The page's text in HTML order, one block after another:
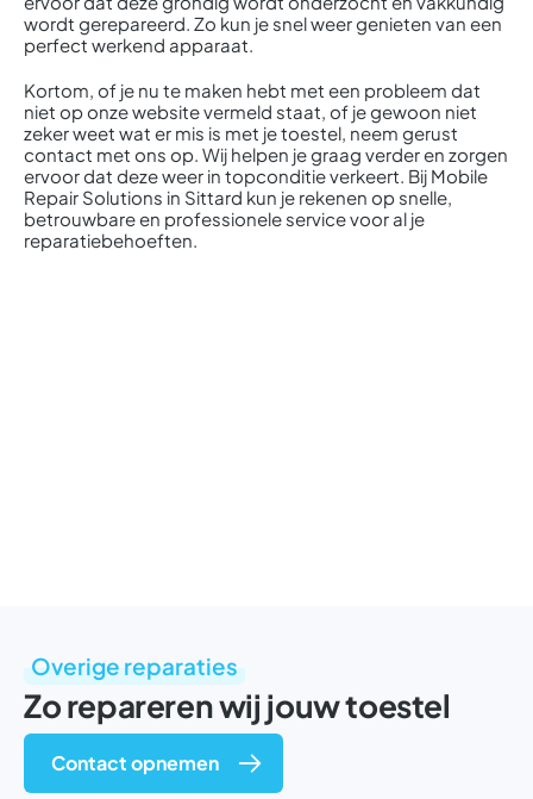
wordt gerepareerd. Zo kun je snel weer genieten van een
perfect werkend apparaat.
Kortom, of je nu te maken hebt met een probleem dat
niet op onze website vermeld staat, of je gewoon niet
zeker weet wat er mis is met je toestel, neem gerust
contact met ons op. Wij helpen je graag verder en zorgen
ervoor dat deze weer in topconditie verkeert. Bij Mobile
Repair Solutions in Sittard kun je rekenen op snelle,
betrouwbare en professionele service voor al je
reparatiebehoeften.
Overige reparaties
Zo repareren wij jouw toestel
Contact opnemen